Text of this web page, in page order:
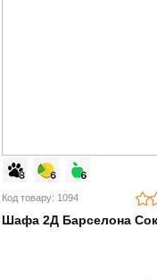
Код товару: 1094
Шафа 2Д Барселона